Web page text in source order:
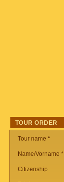
TOUR ORDER
Tour name *
Name/Vorname *
Citizenship